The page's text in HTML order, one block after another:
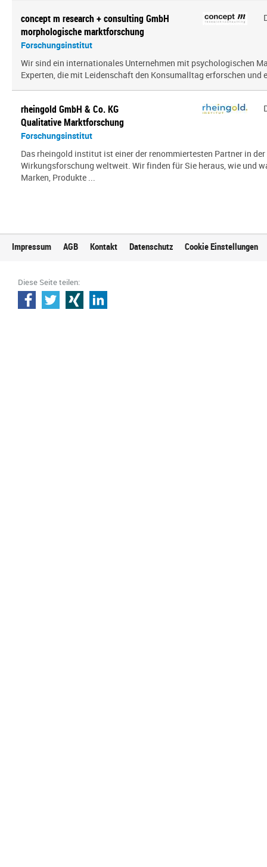
concept m research + consulting GmbH
morphologische marktforschung
Forschungsinstitut
Wir sind ein inter­na­tio­nales Unternehmen mit psy­cho­lo­gi­schen
Experten, die mit Leidenschaft den Konsumalltag erfor­schen und
rheingold GmbH & Co. KG
Qualitative Marktforschung
Forschungsinstitut
Das rheingold institut ist einer der renommiertesten Partner in
Wirkungsforschung weltweit. Wir finden für Sie heraus, wie und
Marken, Produkte ...
Impressum AGB Kontakt Datenschutz Cookie Einstellungen
Diese Seite teilen: